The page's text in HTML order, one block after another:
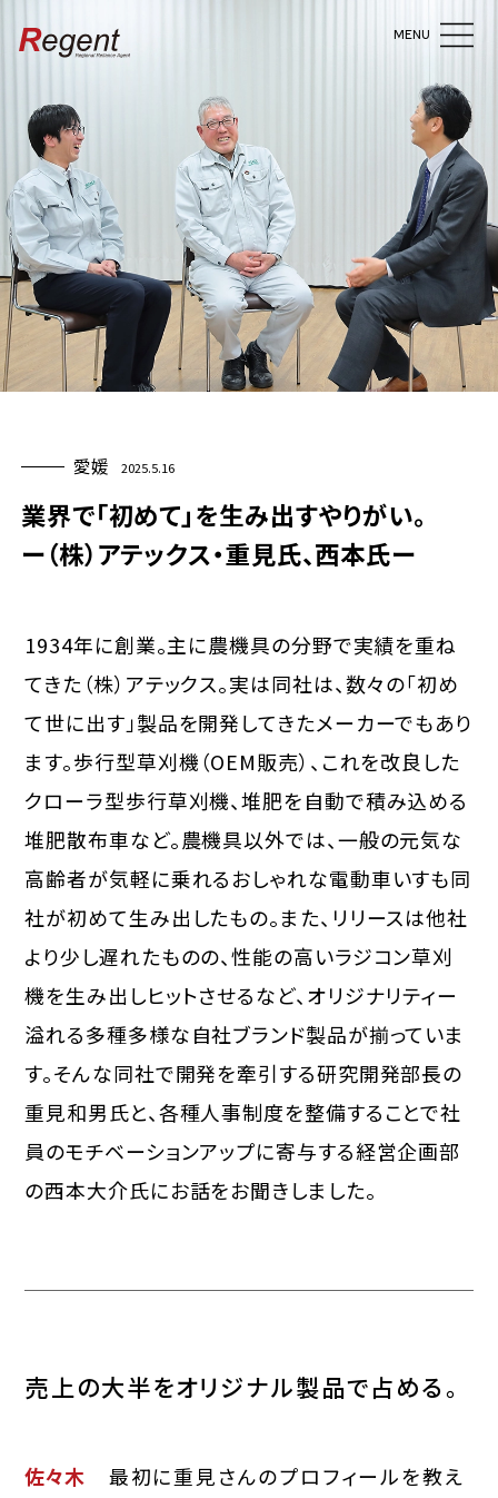
MENU
愛媛 2025.5.16
業界で「初めて」を生み出すやりがい。
ー（株）アテックス・重見氏、西本氏ー
1934年に創業。主に農機具の分野で実績を重ね
てきた（株）アテックス。実は同社は、数々の「初め
て世に出す」製品を開発してきたメーカーでもあり
ます。歩行型草刈機（OEM販売）、これを改良した
クローラ型歩行草刈機、堆肥を自動で積み込める
堆肥散布車など。農機具以外では、一般の元気な
高齢者が気軽に乗れるおしゃれな電動車いすも同
社が初めて生み出したもの。また、リリースは他社
より少し遅れたものの、性能の高いラジコン草刈
機を生み出しヒットさせるなど、オリジナリティー
溢れる多種多様な自社ブランド製品が揃っていま
す。そんな同社で開発を牽引する研究開発部長の
重見和男氏と、各種人事制度を整備することで社
員のモチベーションアップに寄与する経営企画部
の西本大介氏にお話をお聞きしました。
売上の大半をオリジナル製品で占める。
佐々木
最初に重見さんのプロフィールを教え